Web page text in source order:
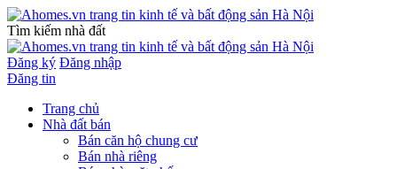
Tìm kiếm nhà đất
Đăng ký Đăng nhập
Đăng tin
Trang chủ
Nhà đất bán
Bán căn hộ chung cư
Bán nhà riêng